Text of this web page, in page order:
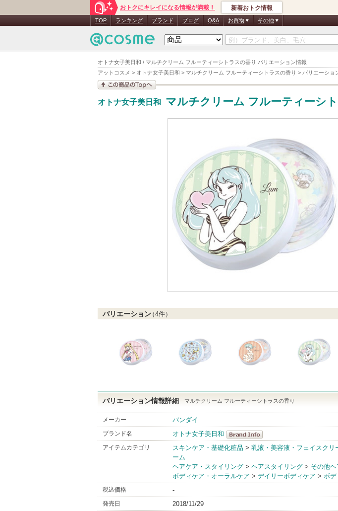
オトナ女子美日和 / マルチクリーム フルーティーシトラスの香り バリエーション情報
アットコスメ > オトナ女子美日和 > マルチクリーム フルーティーシトラスの香り > バリエーショ
おトクにキレイになる情報が満載！ 新着おトク情報
TOP ランキング ブランド ブログ Q&A お買物 その他
この商品の情報を見
オトナ女子美日和 マルチクリーム フルーティーシ
バリエーション（4件）
バリエーション情報詳細 マルチクリーム フルーティーシトラスの香り
メーカー バンダイ
ブランド名
オトナ女子美日和
オトナ女子美
BrandInfo
アイテムカテゴリ スキンケア・基礎化粧品 > 乳液・美容液・フェイスクリ
ーム
ヘアケア・スタイリング > ヘアスタイリング > その他
ボディケア・オーラルケア > デイリーボディケア > ボデ
税込価格 -
発売日 2018/11/29